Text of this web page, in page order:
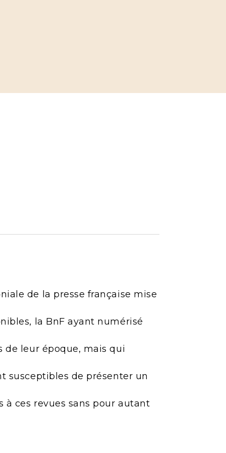
de la presse française mise
la BnF ayant numérisé
de leur époque, mais qui
susceptibles de présenter un
ces revues sans pour autant